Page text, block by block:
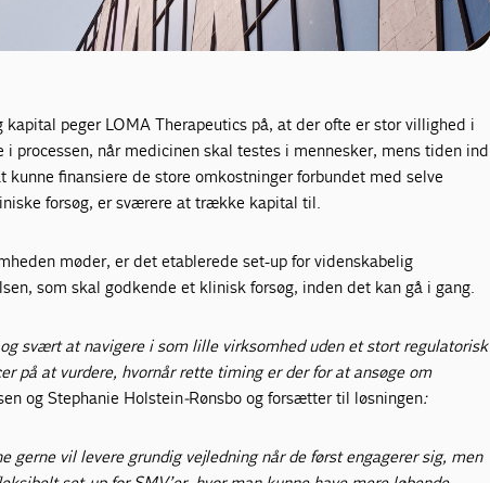
peger LOMA Therapeutics på, at der ofte er stor villighed i
processen, når medicinen skal testes i mennesker, mens tiden ind
finansiere de store omkostninger forbundet med selve
forsøg, er sværere at trække kapital til.
møder, er det etablerede set-up for videnskabelig
som skal godkende et klinisk forsøg, inden det kan gå i gang.
svært at navigere i som lille virksomhed uden et stort regulatorisk
på at vurdere, hvornår rette timing er der for at ansøge om
og Stephanie Holstein-Rønsbo og forsætter til løsningen:
gerne vil levere grundig vejledning når de først engagerer sig, men